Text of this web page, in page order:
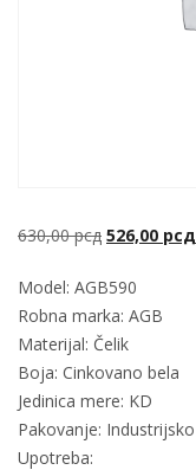
630,00рсд Originalna
je
bila:
630,00 рсд.
526,00 рсд
Model: AGB590
Robna marka: AGB
Materijal: Čelik
Boja: Cinkovano bela
Jedinica mere: KD
Pakovanje: Industrijsko
Upotreba: